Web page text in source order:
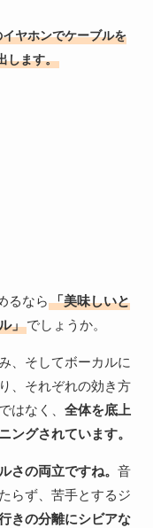
ヤホンでケーブルを
します。
るなら 「美味しいと
」でしょうか。
、そしてボーカルに
、それぞれの効き方
はなく、 全体を底上
ングされています。
さの両立ですね。 音
らず、苦手とするジ
きの分離にシビアな